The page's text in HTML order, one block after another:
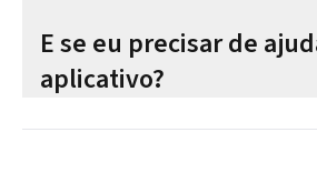
E se eu precisar de
aplicativo?